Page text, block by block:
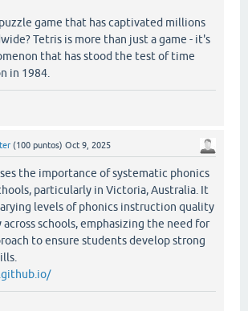
game that has captivated millions
Tetris is more than just a game - it's
that has stood the test of time
in 1984.
(100 puntos) Oct 9, 2025
the importance of systematic phonics
particularly in Victoria, Australia. It
levels of phonics instruction quality
schools, emphasizing the need for
to ensure students develop strong